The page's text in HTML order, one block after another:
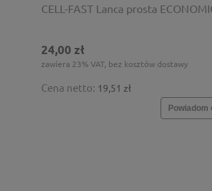
CELL-FAST Lanca prosta
24,00 zł
zawiera 23% VAT, bez kosztów dostawy
Cena netto: 19,51 zł
Powiadom